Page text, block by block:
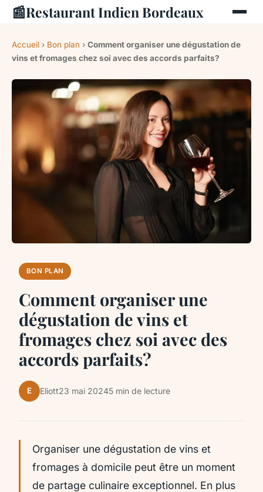
📰Restaurant Indien Bordeaux
Accueil › Bon plan › Comment organiser une dégustation de
vins et fromages chez soi avec des accords parfaits?
BON PLAN
Comment organiser une
dégustation de vins et
fromages chez soi avec des
accords parfaits?
E Eliott23 mai 20245 min de lecture
Organiser une dégustation de vins et
fromages à domicile peut être un moment
de partage culinaire exceptionnel. En plus